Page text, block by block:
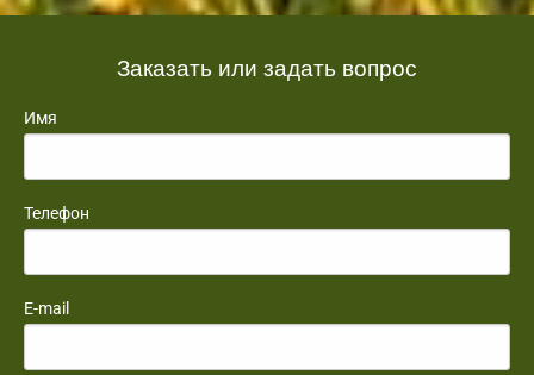
Заказать или задать вопрос
Имя
Телефон
E-mail